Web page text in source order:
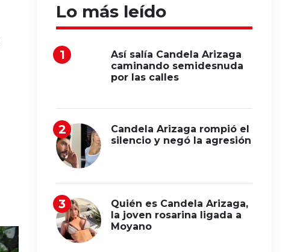
Lo más leído
Así salía Candela Arizaga
caminando semidesnuda
por las calles
Candela Arizaga rompió el
silencio y negó la agresión
Quién es Candela Arizaga,
la joven rosarina ligada a
Moyano